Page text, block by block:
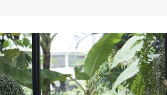
INTERIORISMO & DECORACIÓN 2026
& DECORACIÓN 2026
INTERIORISMO & DECORACIÓN 2026